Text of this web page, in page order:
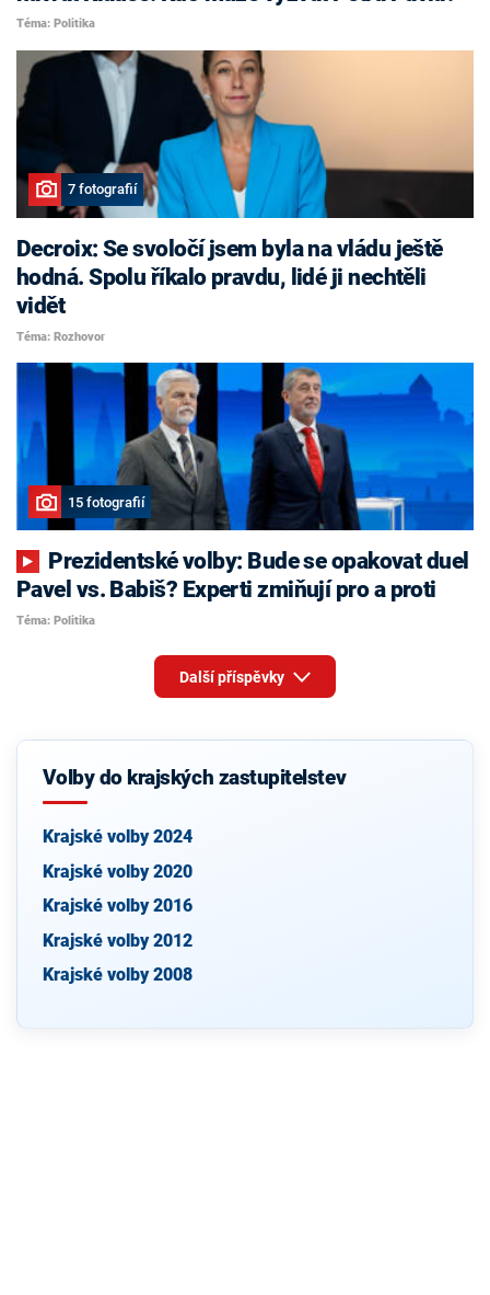
Téma: Politika
7 fotografií
Decroix: Se svoločí jsem byla na vládu ještě
hodná. Spolu říkalo pravdu, lidé ji nechtěli
vidět
Téma: Rozhovor
15 fotografií
Pavel vs. Babiš? Experti zmiňují pro a proti
Téma: Politika
Další příspěvky
Volby do krajských zastupitelstev
Krajské volby 2024
Krajské volby 2020
Krajské volby 2016
Krajské volby 2012
Krajské volby 2008